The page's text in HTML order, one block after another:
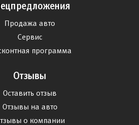
Продажа авто
Сервис
программа
Отзывы
Оставить отзыв
Отзывы на авто
о компании